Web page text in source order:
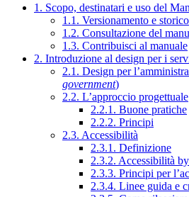
1. Scopo, destinatari e uso del
1.1. Versionamento e storico
1.2. Consultazione del
1.3. Contribuisci al manuale
2. Introduzione al design per i
2.1. Design per
government)
2.2. L’approccio progettuale
2.2.1. Buone pratiche
2.2.2. Principi
2.3. Accessibilità
2.3.1. Definizione
2.3.2. Accessibilità
2.3.3. Principi per
2.3.4. Linee guida e